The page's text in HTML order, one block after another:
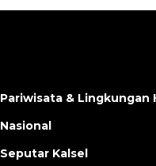
Pariwisata & Lingkungan
Nasional
Seputar Kalsel